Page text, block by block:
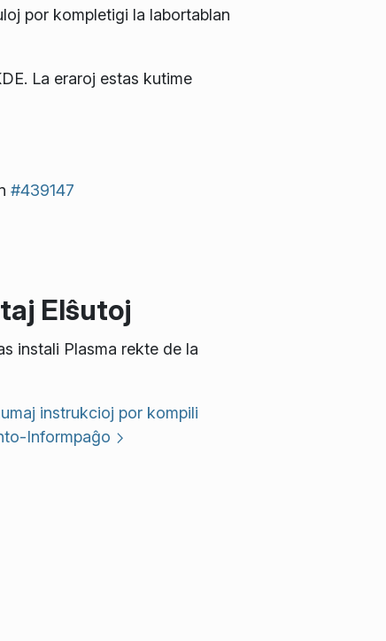
por kompletigi la labortablan
La eraroj estas kutime
#439147
Elŝutoj
instali Plasma rekte de la
instrukcioj por kompili
Informpaĝo